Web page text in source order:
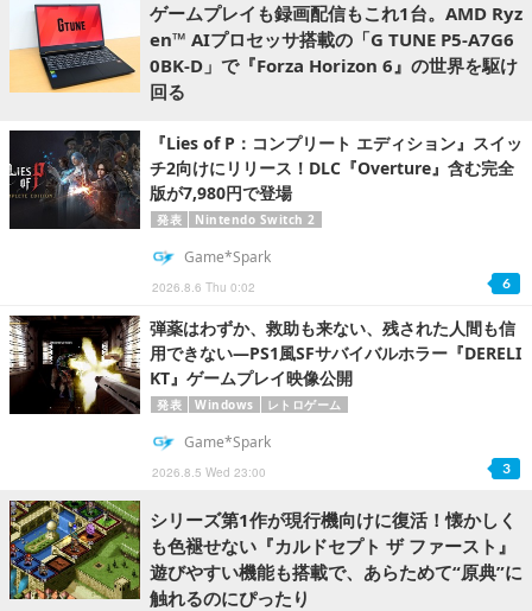
ゲームプレイも録画配信もこれ1台。AMD Ryz
en™ AIプロセッサ搭載の「G TUNE P5-A7G6
0BK-D」で『Forza Horizon 6』の世界を駆け
回る
『Lies of P：コンプリート エディション』スイッ
チ2向けにリリース！DLC『Overture』含む完全
版が7,980円で登場
発表 Nintendo Switch 2
2026.8.6 Thu 0:02
Game*Spark
6
弾薬はわずか、救助も来ない、残された人間も信
用できない―PS1風SFサバイバルホラー『DERELI
KT』ゲームプレイ映像公開
発表 Windows レトロゲーム
2026.8.5 Wed 23:00
Game*Spark
3
シリーズ第1作が現行機向けに復活！懐かしく
も色褪せない『カルドセプト ザ ファースト』
遊びやすい機能も搭載で、あらためて“原典”に
触れるのにぴったり